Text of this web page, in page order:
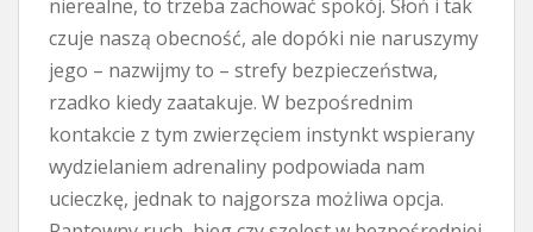
nierealne, to trzeba zachować spokój. Słoń i tak
czuje naszą obecność, ale dopóki nie naruszymy
jego – nazwijmy to – strefy bezpieczeństwa,
rzadko kiedy zaatakuje. W bezpośrednim
kontakcie z tym zwierzęciem instynkt wspierany
wydzielaniem adrenaliny podpowiada nam
ucieczkę, jednak to najgorsza możliwa opcja.